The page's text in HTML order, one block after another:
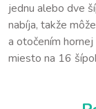
jednu alebo dve
nabíja, takže
a otočením
miesto na 16